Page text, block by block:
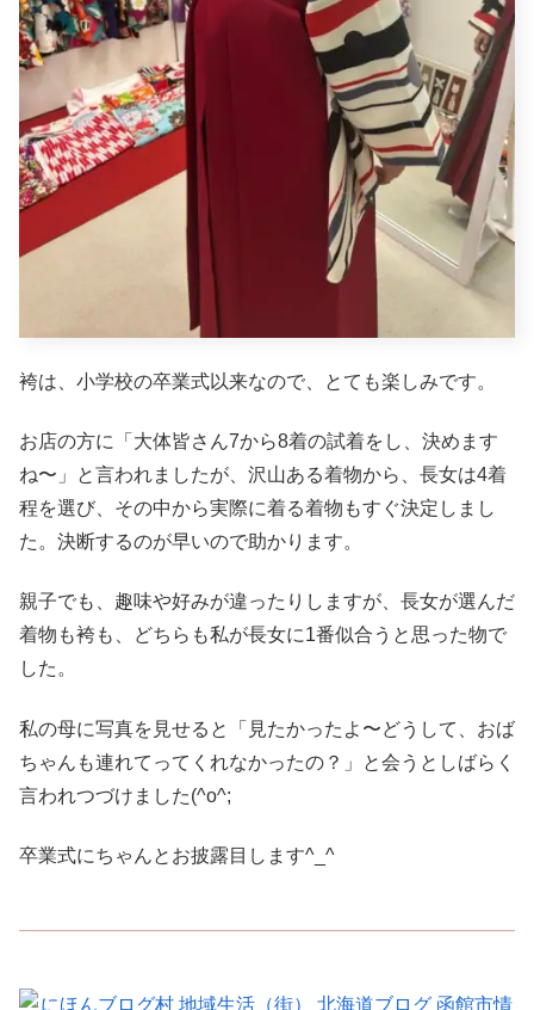
袴は、小学校の卒業式以来なので、とても楽しみです。
お店の方に「大体皆さん7から8着の試着をし、決めます
ね〜」と言われましたが、沢山ある着物から、長女は4着
程を選び、その中から実際に着る着物もすぐ決定しまし
た。決断するのが早いので助かります。
親子でも、趣味や好みが違ったりしますが、長女が選んだ
着物も袴も、どちらも私が長女に1番似合うと思った物で
した。
私の母に写真を見せると「見たかったよ〜どうして、おば
ちゃんも連れてってくれなかったの？」と会うとしばらく
言われつづけました(^o^;
卒業式にちゃんとお披露目します^_^